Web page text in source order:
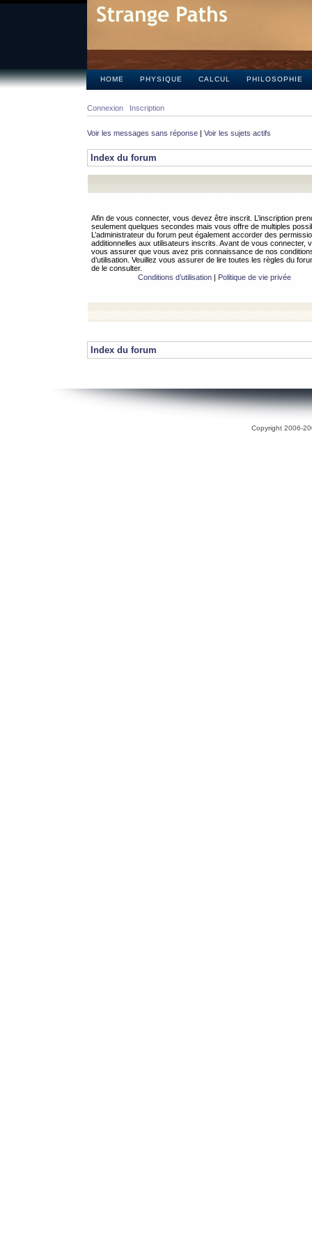
HOME PHYSIQUE CALCUL PHILOSOPHIE
Connexion Inscription
Voir les messages sans réponse | Voir les sujets actifs
Index du forum
Afin de vous connecter, vous devez être inscrit. L’inscription
seulement quelques secondes mais vous offre de multiples
L’administrateur du forum peut également accorder des
additionnelles aux utilisateurs inscrits. Avant de vous connecter,
vous assurer que vous avez pris connaissance de nos
d’utilisation. Veuillez vous assurer de lire toutes les règles du
de le consulter.
Conditions d’utilisation| Politique de vie privée
Index du forum
Copyright 2006-